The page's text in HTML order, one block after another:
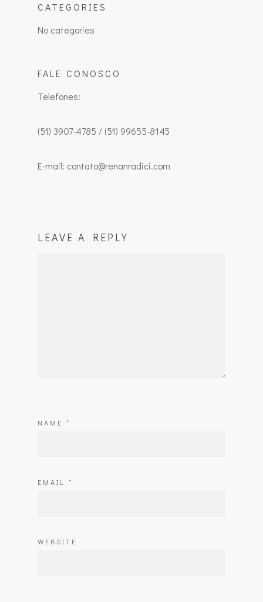
CATEGORIES
No categories
FALE CONOSCO
Telefones:
(51) 3907-4785 / (51) 99655-8145
E-mail: contato@renanradici.com
LEAVE A REPLY
NAME *
EMAIL *
WEBSITE